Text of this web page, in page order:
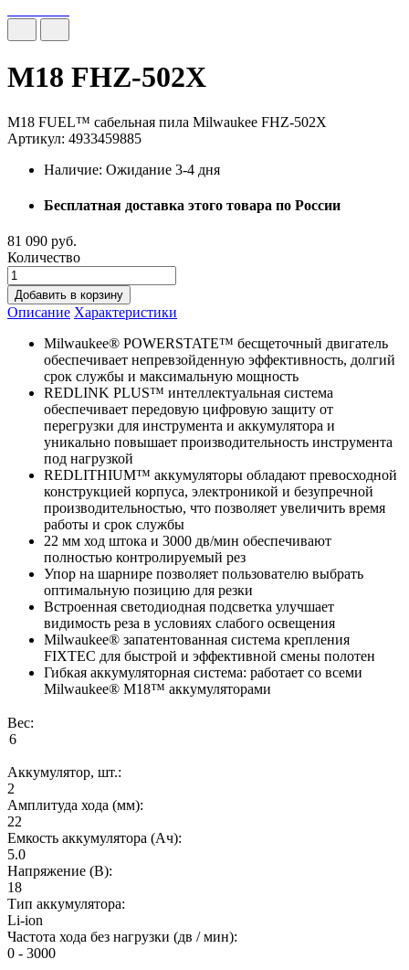
M18 FHZ-502X
M18 FUEL™ сабельная пила Milwaukee FHZ-502X
Артикул: 4933459885
Наличие: Ожидание 3-4 дня
Бесплатная доставка этого товара по России
81 090 руб.
Количество
Добавить в корзину
Описание Характеристики
Milwaukee® POWERSTATE™ бесщеточный двигатель
обеспечивает непревзойденную эффективность, долгий
срок службы и максимальную мощность
REDLINK PLUS™ интеллектуальная система
обеспечивает передовую цифровую защиту от
перегрузки для инструмента и аккумулятора и
уникально повышает производительность инструмента
под нагрузкой
REDLITHIUM™ аккумуляторы обладают превосходной
конструкцией корпуса, электроникой и безупречной
производительностью, что позволяет увеличить время
работы и срок службы
22 мм ход штока и 3000 дв/мин обеспечивают
полностью контролируемый рез
Упор на шарнире позволяет пользователю выбрать
оптимальную позицию для резки
Встроенная светодиодная подсветка улучшает
видимость реза в условиях слабого освещения
Milwaukee® запатентованная система крепления
FIXTEC для быстрой и эффективной смены полотен
Гибкая аккумуляторная система: работает со всеми
Milwaukee® M18™ аккумуляторами
Вес:
Аккумулятор, шт.:
2
Амплитуда хода (мм):
22
Емкость аккумулятора (Ач):
5.0
Напряжение (В):
18
Тип аккумулятора:
Li-ion
Частота хода без нагрузки (дв / мин):
0 - 3000